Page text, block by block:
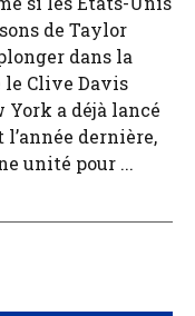
de Taylor
dans la
Clive Davis
a déjà lancé
dernière,
unité pour ...